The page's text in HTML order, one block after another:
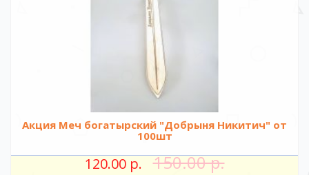
Акция Меч богатырский "Добрыня Никитич" от
100шт
120.00 р. 150.00 р.